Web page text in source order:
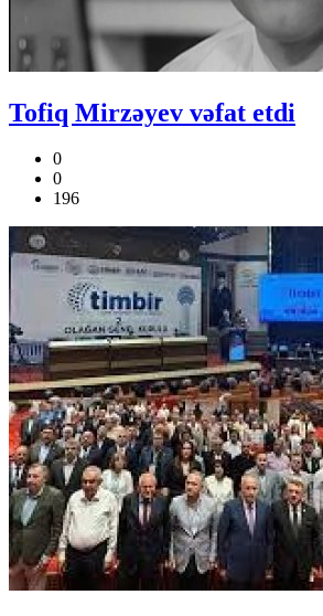
Tofiq Mirzəyev vəfat etdi
0
0
196